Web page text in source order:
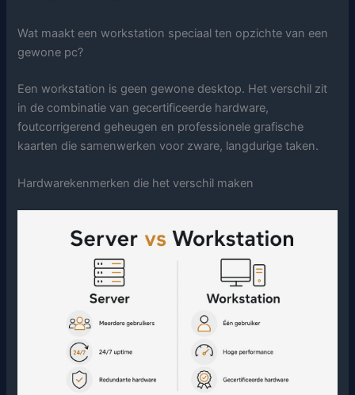
Wat maakt een workstation speciaal ten opzichte van een
gewone pc?
Een workstation is geen gewone desktop. Het verschil zit
in de combinatie van gecertificeerde hardware,
foutcorrigerend geheugen en professionele grafische
kaarten die samenwerken voor zware, langdurige taken.
Hardwarekenmerken die het verschil maken